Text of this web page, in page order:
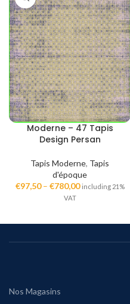
Moderne – 47 Tapis
Design Persan
Tapis Moderne, Tapis
d'époque
€97,50– €780,00 including 21%
VAT
Nos Magasins